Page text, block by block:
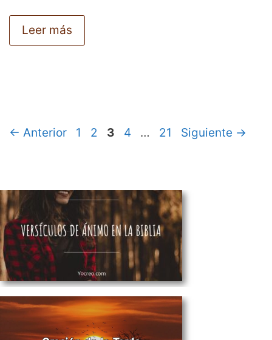
Leer más
← Anterior Página
1 Página
2 Página
3 Página
4 … Página
21 Siguiente →